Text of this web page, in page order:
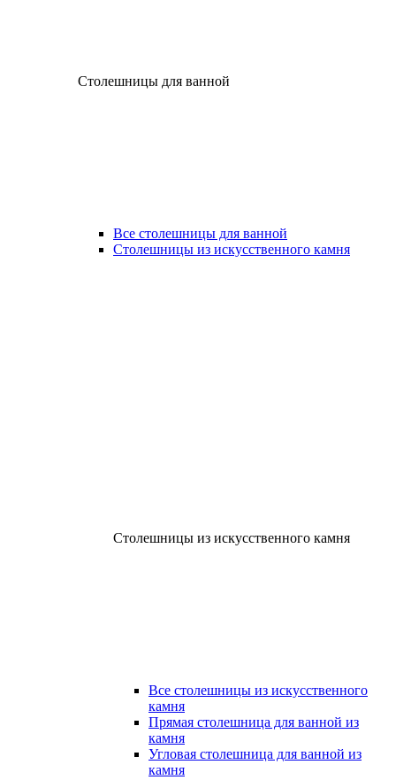
Столешницы для ванной
Все столешницы для ванной
Столешницы из искусственного камня
Столешницы из искусственного камня
Все столешницы из искусственного
камня
Прямая столешница для ванной из
камня
Угловая столешница для ванной из
камня